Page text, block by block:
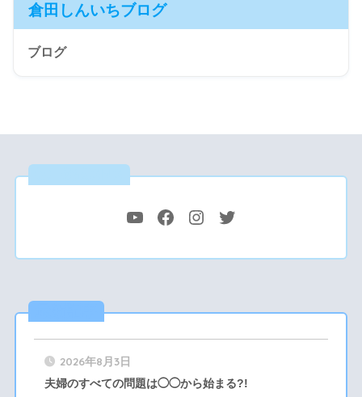
倉田しんいちブログ
ブログ
2026年8月3日
夫婦のすべての問題は◯◯から始まる?!